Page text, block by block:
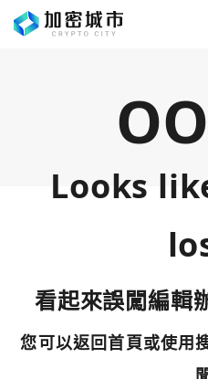
Looks
看起來誤闖編輯
您可以返回首頁或使用
使用以
您已閒置5分鐘，請點擊關